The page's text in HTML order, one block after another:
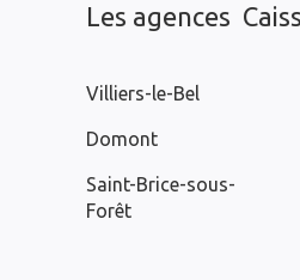
Les agences
Villiers-le-Bel
Domont
Saint-Brice-sous-
Forêt